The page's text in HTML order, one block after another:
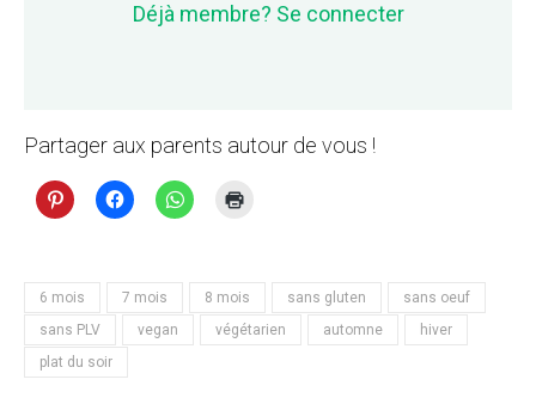
Déjà membre? Se connecter
Partager aux parents autour de vous !
6 mois 7 mois 8 mois sans gluten
sans oeuf
sans PLV
vegan végétarien automne
hiver
plat du soir